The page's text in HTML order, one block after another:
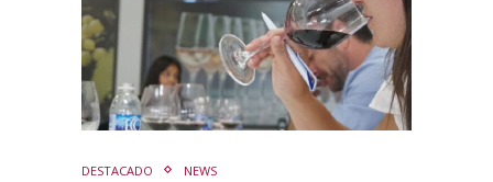
DESTACADO NEWS